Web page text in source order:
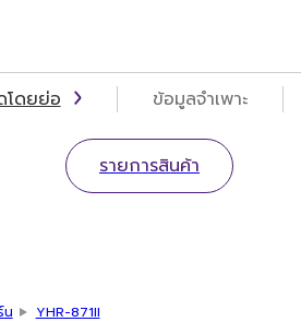
โดยย่อ ข้อมูลจำเพาะ
รายการสินค้า
น YHR-871II